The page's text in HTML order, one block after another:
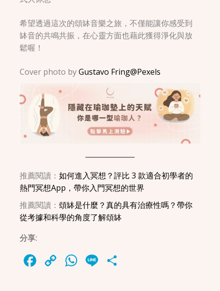
希望透過這次的頌缽音樂之旅，不僅能讓你感受到
缽音的共鳴共振，在心靈方面也藉此獲得淨化與放
鬆喔！
Cover photo byGustavo Fring@Pexels
推薦閱讀：如何進入冥想？評比 3 款適合初學者的
熱門冥想App，帶你入門冥想的世界
推薦閱讀：頌缽是什麼？真的具有治療性嗎？帶你
從考據和科學的角度了解頌缽
分享:
Facebook
Copy
WhatsApp
Line